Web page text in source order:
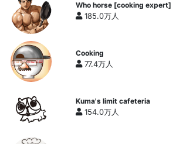
Who horse [cooking expert]
185.0万人
Cooking
77.4万人
Kuma's limit cafeteria
154.0万人